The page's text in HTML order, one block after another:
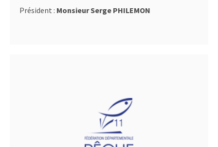
Président : Monsieur Serge PHILEMON